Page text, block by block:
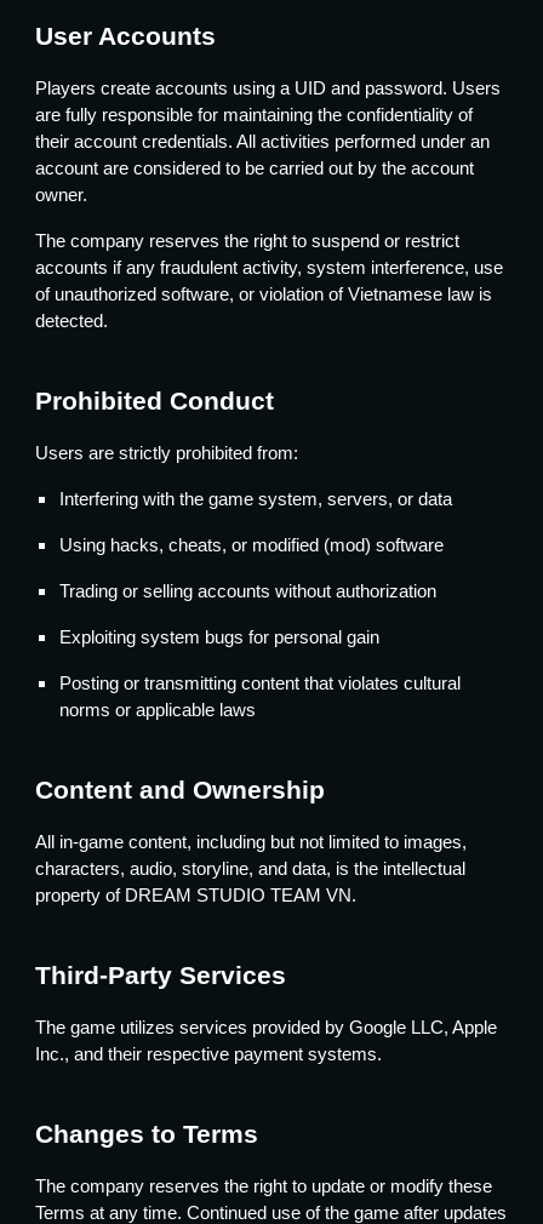
User Accounts
Players create accounts using a UID and password. Users
are fully responsible for maintaining the confidentiality of
their account credentials. All activities performed under an
account are considered to be carried out by the account
owner.
The company reserves the right to suspend or restrict
accounts if any fraudulent activity, system interference, use
of unauthorized software, or violation of Vietnamese law is
detected.
Prohibited Conduct
Users are strictly prohibited from:
Interfering with the game system, servers, or data
Using hacks, cheats, or modified (mod) software
Trading or selling accounts without authorization
Exploiting system bugs for personal gain
Posting or transmitting content that violates cultural
norms or applicable laws
Content and Ownership
All in-game content, including but not limited to images,
characters, audio, storyline, and data, is the intellectual
property of DREAM STUDIO TEAM VN.
Third-Party Services
The game utilizes services provided by Google LLC, Apple
Inc., and their respective payment systems.
Changes to Terms
The company reserves the right to update or modify these
Terms at any time. Continued use of the game after updates